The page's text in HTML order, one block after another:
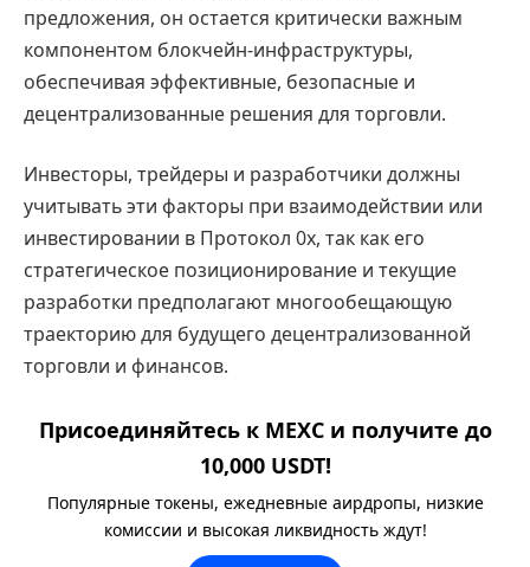
предложения, он остается критически важным
компонентом блокчейн-инфраструктуры,
обеспечивая эффективные, безопасные и
децентрализованные решения для торговли.
Инвесторы, трейдеры и разработчики должны
учитывать эти факторы при взаимодействии или
инвестировании в Протокол 0x, так как его
стратегическое позиционирование и текущие
разработки предполагают многообещающую
траекторию для будущего децентрализованной
торговли и финансов.
Присоединяйтесь к MEXC и получите до
10,000 USDT!
Популярные токены, ежедневные аирдропы, низкие
комиссии и высокая ликвидность ждут!